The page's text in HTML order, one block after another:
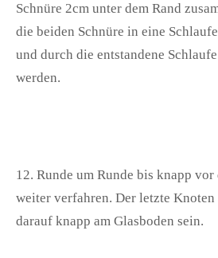
Schnüre 2cm unter dem Rand
die beiden Schnüre in eine
und durch die entstandene
werden.
12. Runde um Runde bis knapp vor
weiter verfahren. Der letzte
darauf knapp am Glasboden sein.